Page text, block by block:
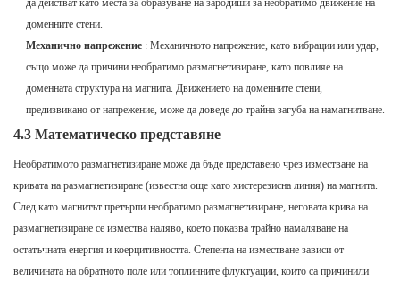
да действат като места за образуване на зародиши за необратимо движение на
доменните стени.
Механично напрежение : Механичното напрежение, като вибрации или удар,
също може да причини необратимо размагнетизиране, като повлияе на
доменната структура на магнита. Движението на доменните стени,
предизвикано от напрежение, може да доведе до трайна загуба на намагнитване.
4.3 Математическо представяне
Необратимото размагнетизиране може да бъде представено чрез изместване на
кривата на размагнетизиране (известна още като хистерезисна линия) на магнита.
След като магнитът претърпи необратимо размагнетизиране, неговата крива на
размагнетизиране се измества наляво, което показва трайно намаляване на
остатъчната енергия и коерцитивността. Степента на изместване зависи от
величината на обратното поле или топлинните флуктуации, които са причинили